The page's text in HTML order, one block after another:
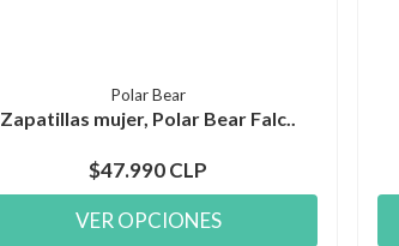
Polar Bear
Zapatillas mujer, Polar Bear Falc..
$47.990 CLP
VER OPCIONES